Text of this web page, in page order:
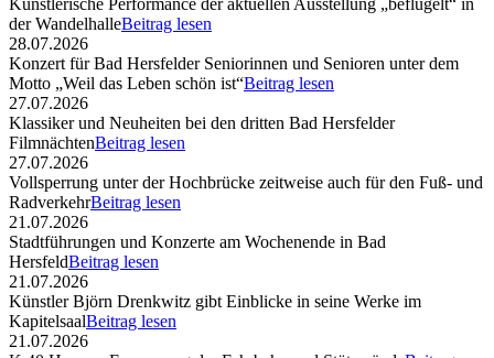
Künstlerische Performance der aktuellen Ausstellung „beflügelt“ in
der WandelhalleBeitrag lesen
28.07.2026
Konzert für Bad Hersfelder Seniorinnen und Senioren unter dem
Motto „Weil das Leben schön ist“Beitrag lesen
27.07.2026
Klassiker und Neuheiten bei den dritten Bad Hersfelder
FilmnächtenBeitrag lesen
27.07.2026
Vollsperrung unter der Hochbrücke zeitweise auch für den Fuß- und
RadverkehrBeitrag lesen
21.07.2026
Stadtführungen und Konzerte am Wochenende in Bad
HersfeldBeitrag lesen
21.07.2026
Künstler Björn Drenkwitz gibt Einblicke in seine Werke im
KapitelsaalBeitrag lesen
21.07.2026